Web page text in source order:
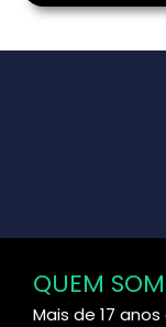
QUEM
Mais de 17